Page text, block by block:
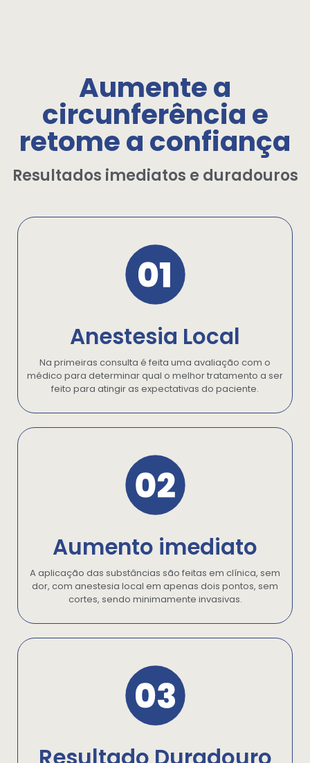
Aumente a
circunferência e
retome a confiança
Resultados imediatos e duradouros
Anestesia Local
Na primeiras consulta é feita uma avaliação com o
médico para determinar qual o melhor tratamento a ser
feito para atingir as expectativas do paciente.
Aumento imediato
A aplicação das substâncias são feitas em clínica, sem
dor, com anestesia local em apenas dois pontos, sem
cortes, sendo minimamente invasivas.